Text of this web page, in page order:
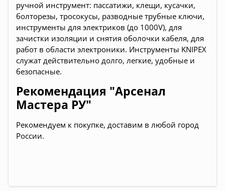
ручной инструмент: пассатижи, клещи, кусачки,
болторезы, тросокусы, разводные трубные ключи,
инструменты для электриков (до 1000V), для
зачистки изоляции и снятия оболочки кабеля, для
работ в области электроники. Инструменты KNIPEX
служат действительно долго, легкие, удобные и
безопасные.
Рекомендация "Арсенал
Мастера РУ"
Рекомендуем к покупке, доставим в любой город
России.